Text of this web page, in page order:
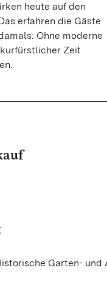
heute auf den
erfahren die Gäste
Ohne moderne
Zeit
Garten-